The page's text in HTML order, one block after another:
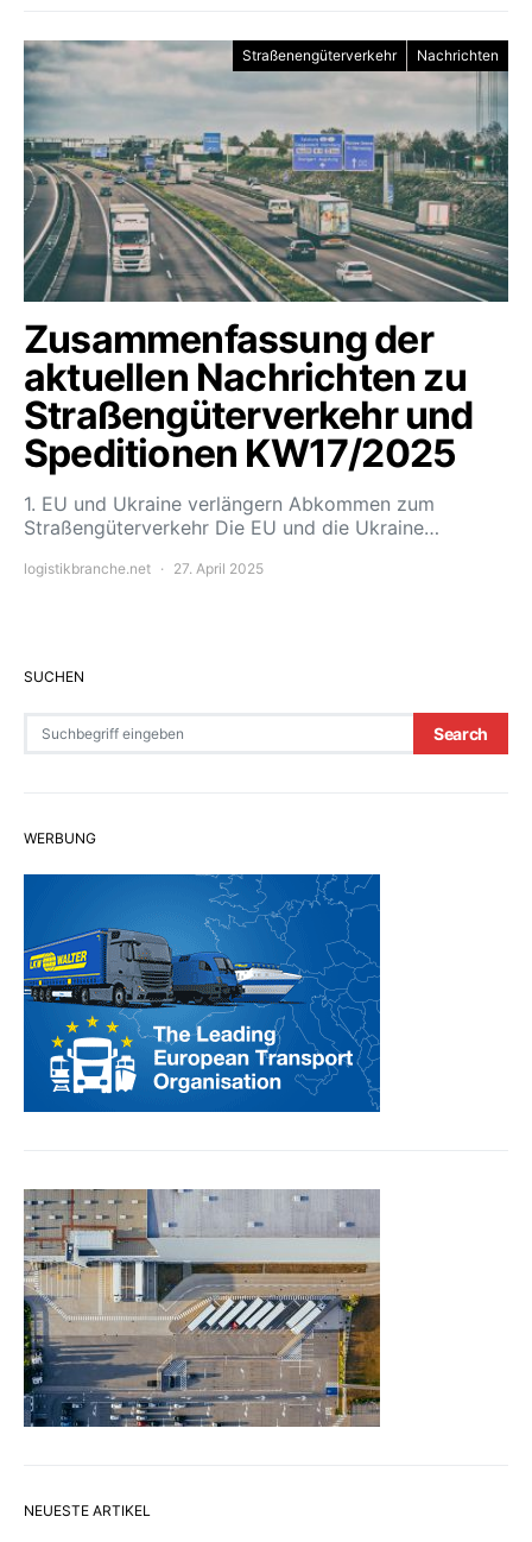
Straßenengüterverkehr Nachrichten
Zusammenfassung der
aktuellen Nachrichten zu
Straßengüterverkehr und
Speditionen KW17/2025
1. EU und Ukraine verlängern Abkommen zum
Straßengüterverkehr Die EU und die Ukraine…
logistikbranche.net 27. April 2025
SUCHEN
Search
WERBUNG
NEUESTE ARTIKEL